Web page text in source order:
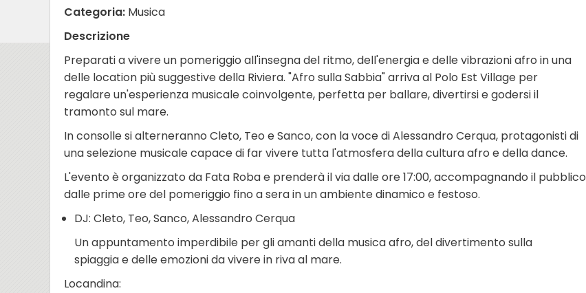
Categoria: Musica
Descrizione
Preparati a vivere un pomeriggio all'insegna del ritmo, dell'energia e delle vibrazioni afro in una
delle location più suggestive della Riviera. "Afro sulla Sabbia" arriva al Polo Est Village per
regalare un'esperienza musicale coinvolgente, perfetta per ballare, divertirsi e godersi il
tramonto sul mare.
In consolle si alterneranno Cleto, Teo e Sanco, con la voce di Alessandro Cerqua, protagonisti di
una selezione musicale capace di far vivere tutta l'atmosfera della cultura afro e della dance.
L'evento è organizzato da Fata Roba e prenderà il via dalle ore 17:00, accompagnando il pubblico
dalle prime ore del pomeriggio fino a sera in un ambiente dinamico e festoso.
DJ: Cleto, Teo, Sanco, Alessandro Cerqua
Un appuntamento imperdibile per gli amanti della musica afro, del divertimento sulla
spiaggia e delle emozioni da vivere in riva al mare.
Locandina: